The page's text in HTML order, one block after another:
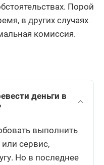
Порой
в других случаях
комиссия.
деньги в
выполнить
сервис,
Но в последнее